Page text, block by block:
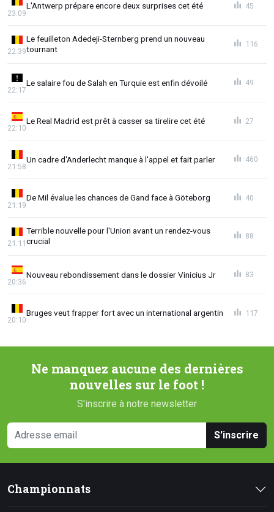
L'Antwerp prépare encore deux surprises cet été
23:09
45
Le feuilleton Adedeji-Sternberg prend un nouveau
tournant
22:39
116
Le salaire fou de Salah en Turquie est enfin dévoilé
22:17
49
Le Real Madrid est prêt à casser sa tirelire cet été
22:10
27
Un cadre d'Anderlecht manque à l'appel et fait parler
21:58
460
De Mil évalue les chances de Gand face à Göteborg
21:19
40
Terrible nouvelle pour l'Union avant un rendez-vous
crucial
21:11
88
Nouveau rebondissement dans le dossier Vinicius Jr
20:36
83
Bruges veut frapper fort avec un international argentin
20:10
117
Ne manquez aucune des dernières
nouvelles sur le foot !
S'inscrire à notre newsletter
S'inscrire
Championnats